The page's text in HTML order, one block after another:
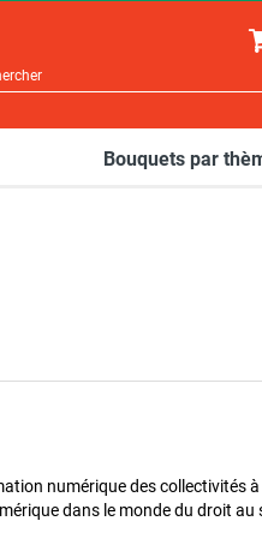
Bouquets par
numérique des collectivités
dans le monde du droit au